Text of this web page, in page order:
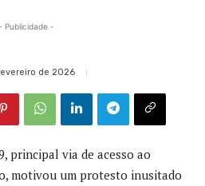
Publicidade -
de 2026
principal via de acesso ao
motivou um protesto inusitado